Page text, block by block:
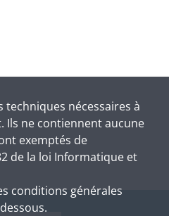
techniques nécessaires à
Ils ne contiennent aucune
exemptés de
de la loi Informatique et
conditions générales